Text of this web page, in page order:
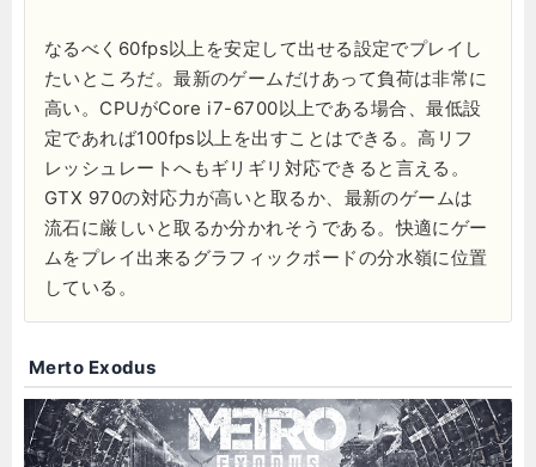
なるべく60fps以上を安定して出せる設定でプレイし
たいところだ。最新のゲームだけあって負荷は非常に
高い。CPUがCore i7-6700以上である場合、最低設
定であれば100fps以上を出すことはできる。高リフ
レッシュレートへもギリギリ対応できると言える。
GTX 970の対応力が高いと取るか、最新のゲームは
流石に厳しいと取るか分かれそうである。快適にゲー
ムをプレイ出来るグラフィックボードの分水嶺に位置
している。
Merto Exodus